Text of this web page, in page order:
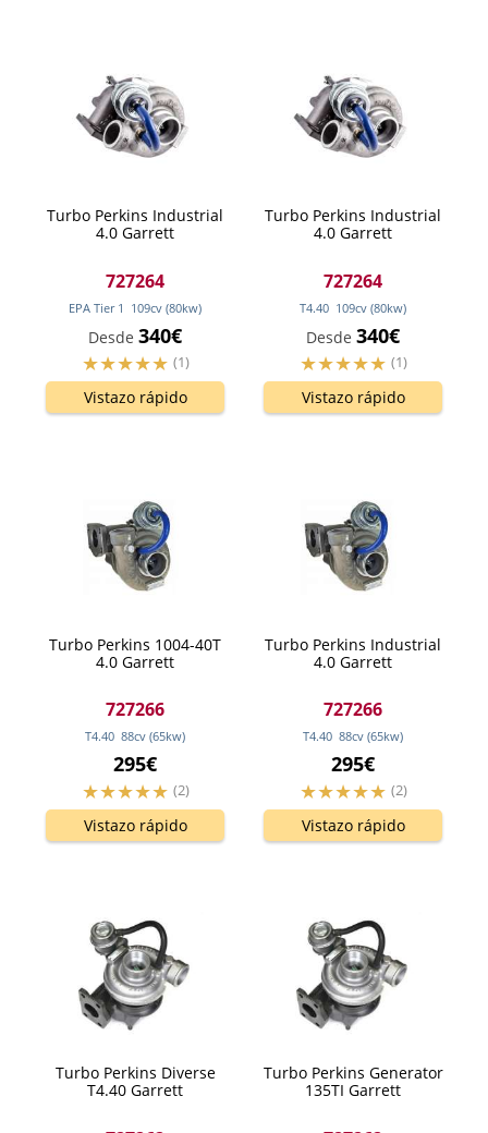
Turbo Perkins Industrial
4.0 Garrett
727264
EPA Tier 1 109cv (80kw)
Desde 340€
(1)
Vistazo rápido
Turbo Perkins Industrial
4.0 Garrett
727264
T4.40 109cv (80kw)
Desde 340€
(1)
Vistazo rápido
Turbo Perkins 1004-40T
4.0 Garrett
727266
T4.40 88cv (65kw)
295€
(2)
Vistazo rápido
Turbo Perkins Industrial
4.0 Garrett
727266
T4.40 88cv (65kw)
295€
(2)
Vistazo rápido
Turbo Perkins Diverse
T4.40 Garrett
Turbo Perkins Generator
135TI Garrett